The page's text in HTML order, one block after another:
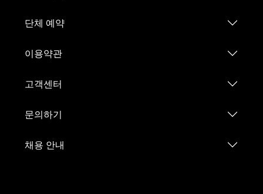
단체 예약
이용약관
고객센터
문의하기
채용 안내